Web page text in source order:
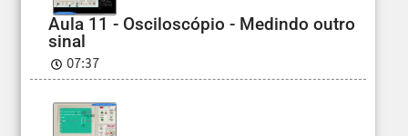
Aula 11 - Osciloscópio - Medindo outro
sinal
07:37